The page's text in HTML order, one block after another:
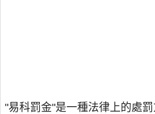
"易科罰金"是一種法律上的處